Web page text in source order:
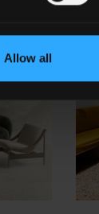
Allow all